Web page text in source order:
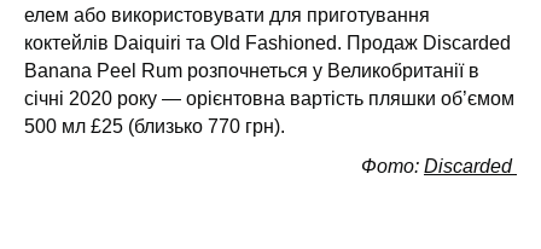
елем або використовувати для приготування
коктейлів Daiquiri та Old Fashioned. Продаж Discarded
Banana Peel Rum розпочнеться у Великобританії в
січні 2020 року — орієнтовна вартість пляшки об’ємом
500 мл £25 (близько 770 грн).
Фото: Discarded